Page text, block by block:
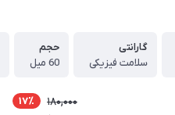
گارانتی
سلامت فیزیکی
حجم
60 میل
180,000 17٪